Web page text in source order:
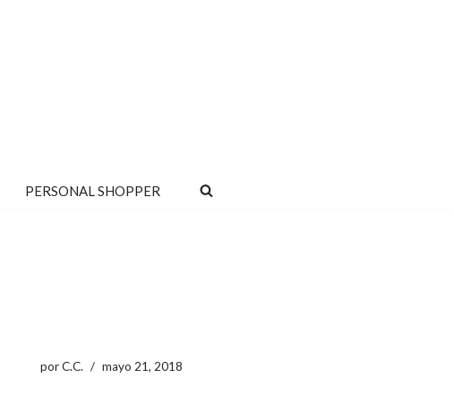
PERSONAL SHOPPER
porC.C. mayo 21, 2018